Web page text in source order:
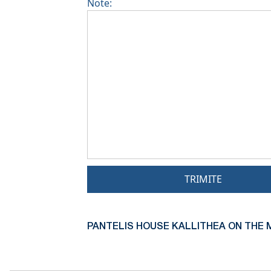
Note:
TRIMITE
PANTELIS HOUSE KALLITHEA ON THE